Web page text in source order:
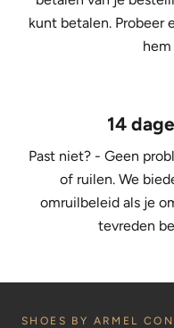
kunt betalen. Probeer
14
Past niet? - Geen
of ruilen. We
omruilbeleid als je
tevreden
SHOES BY ARMEL